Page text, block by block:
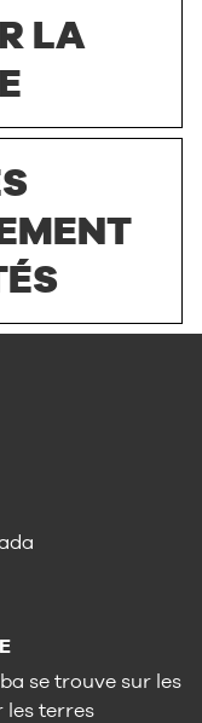
LA
se trouve sur les
les terres